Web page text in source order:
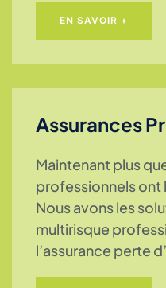
EN SAVOIR +
Assurances
Maintenant plus
professionnels ont
Nous avons les
multirisque
l’assurance perte